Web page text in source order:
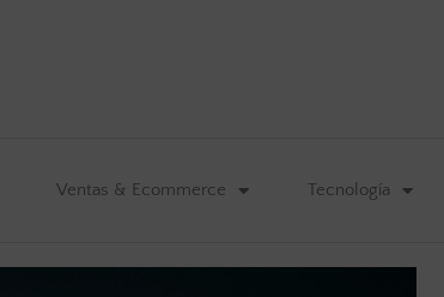
Ventas & Ecommerce Tecnología